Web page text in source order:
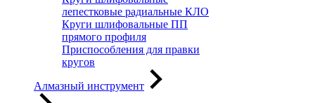
лепестковые радиальные КЛО
Круги шлифовальные ПП
прямого профиля
Приспособления для правки
кругов
Алмазный инструмент